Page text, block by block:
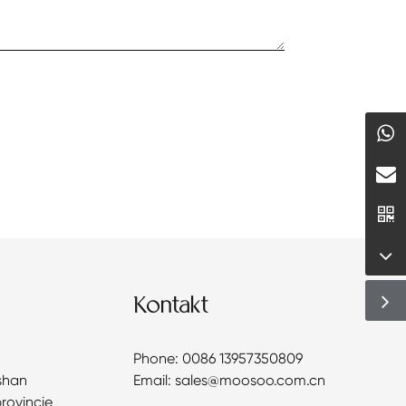
Kontakt
Phone: 0086 13957350809
Email: sales@moosoo.com.cn